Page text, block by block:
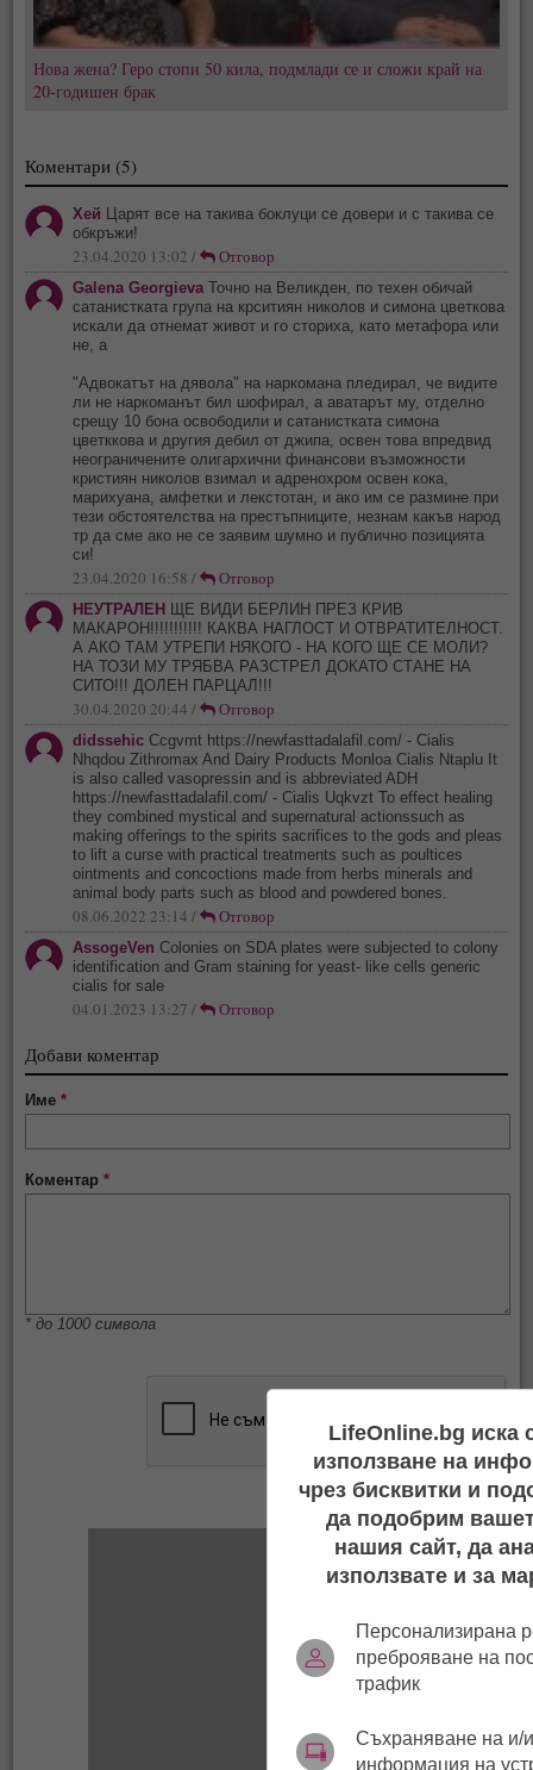
Нова жена? Геро стопи 50 кила, подмлади се и сложи край на
20-годишен брак
Коментари (5)
Хей Царят все на такива боклуци се довери и с такива се
обкръжи!
23.04.2020 13:02 / Отговор
Galena Georgieva Точно на Великден, по техен обичай
сатанистката група на крситиян николов и симона цветкова
искали да отнемат живот и го сториха, като метафора или
не, а
"Адвокатът на дявола" на наркомана пледирал, че видите
ли не наркоманът бил шофирал, а аватарът му, отделно
срещу 10 бона освободили и сатанистката симона
цветккова и другия дебил от джипа, освен това впредвид
неограничените олигархични финансови възможности
кристиян николов взимал и адренохром освен кока,
марихуана, амфетки и лекстотан, и ако им се размине при
тези обстоятелства на престъпниците, незнам какъв народ
тр да сме ако не се заявим шумно и публично позицията
си!
23.04.2020 16:58 / Отговор
НЕУТРАЛЕН
ЩЕ ВИДИ БЕРЛИН ПРЕЗ КРИВ
МАКАРОН!!!!!!!!!!! КАКВА НАГЛОСТ И ОТВРАТИТЕЛНОСТ.
А АКО ТАМ УТРЕПИ НЯКОГО - НА КОГО ЩЕ СЕ МОЛИ?
НА ТОЗИ МУ ТРЯБВА РАЗСТРЕЛ ДОКАТО СТАНЕ НА
СИТО!!! ДОЛЕН ПАРЦАЛ!!!
30.04.2020 20:44 / Отговор
didssehic Ccgvmt https://newfasttadalafil.com/ - Cialis
Nhqdou Zithromax And Dairy Products Monloa Cialis Ntaplu It
is also called vasopressin and is abbreviated ADH
https://newfasttadalafil.com/ - Cialis Uqkvzt To effect healing
they combined mystical and supernatural actionssuch as
making offerings to the spirits sacrifices to the gods and pleas
to lift a curse with practical treatments such as poultices
ointments and concoctions made from herbs minerals and
animal body parts such as blood and powdered bones.
08.06.2022 23:14 / Отговор
AssogeVen Colonies on SDA plates were subjected to colony
identification and Gram staining for yeast- like cells generic
cialis for sale
04.01.2023 13:27 / Отговор
Добави коментар
Име*
Коментар*
* до 1000 символа
LifeOnline.bg иска
използване на
чрез бисквитки и
да подобрим
нашия сайт, да
използвате и за
Персонализирана
преброяване на
трафик
Съхраняване на и/
информация на